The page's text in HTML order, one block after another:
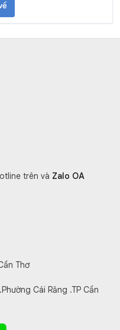
trên và Zalo OA
Thơ
Cái Răng .TP Cần